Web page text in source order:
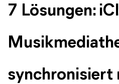
7 Lösungen:
synchronisiert